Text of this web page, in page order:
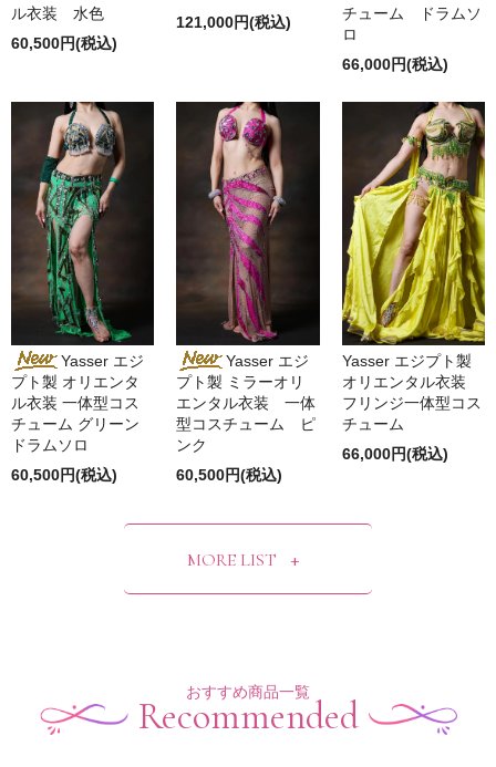
ル衣装 水色
60,500円(税込)
121,000円(税込)
チューム ドラムソ
ロ
66,000円(税込)
Yasser エジ
プト製 オリエンタ
ル衣装 一体型コス
チューム グリーン
ドラムソロ
60,500円(税込)
Yasser エジ
プト製 ミラーオリ
エンタル衣装 一体
型コスチューム ピ
ンク
60,500円(税込)
Yasser エジプト製
オリエンタル衣装
フリンジ一体型コス
チューム
66,000円(税込)
MORE LIST
おすすめ商品一覧
Recommended